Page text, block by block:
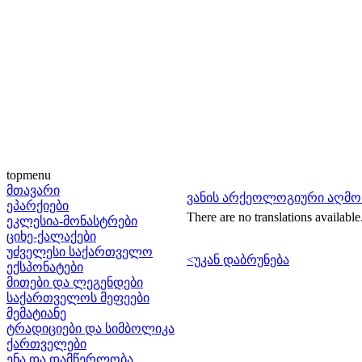
topmenu
მთავარი
ეპარქიები
ეკლესია-მონასტრები
ციხე-ქალაქები
უძველესი საქართველო
ექსპონატები
მითები და ლეგენდები
საქართველოს მეფეები
მემატიანე
ტრადიციები და სიმბოლიკა
ქართველები
ენა და დამწერლობა
ვანის არქეოლოგიური
There are no translations available.
<უკან დაბრუნება